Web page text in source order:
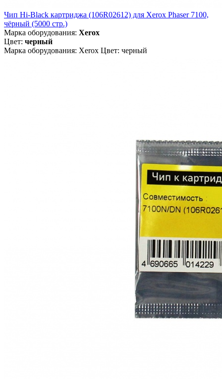
Чип Hi-Black картриджа (106R02612) для Xerox Phaser 7100,
чёрный (5000 стр.)
Марка оборудования: Xerox
Цвет: черный
Марка оборудования: Xerox Цвет: черный